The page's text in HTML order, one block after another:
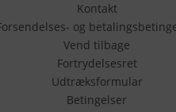
Kontakt
og
Vend tilbage
Fortrydelsesret
Udtræksformular
Betingelser